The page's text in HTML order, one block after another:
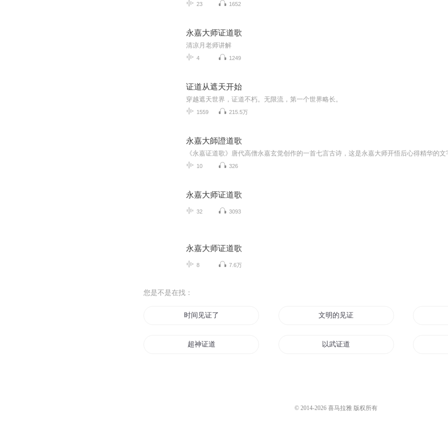
23 1652
永嘉大师证道歌
清凉月老师讲解
4 1249
证道从遮天开始
穿越遮天世界，证道不朽。无限流，第一个世界略长。
1559 215.5万
永嘉大師證道歌
10 326
永嘉大师证道歌
32 3093
永嘉大师证道歌
8 7.6万
您是不是在找：
时间见证了我 文明的见证
超神证道 以武证道
© 2014-2026 喜马拉雅 版权所有